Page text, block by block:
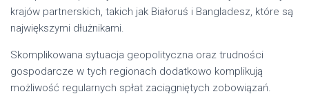
krajów partnerskich, takich jak Białoruś i Bangladesz, które są
największymi dłużnikami.
Skomplikowana sytuacja geopolityczna oraz trudności
gospodarcze w tych regionach dodatkowo komplikują
możliwość regularnych spłat zaciągniętych zobowiązań.